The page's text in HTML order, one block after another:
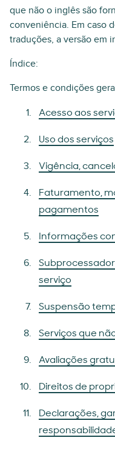
que não o inglês são
conveniência. Em caso
traduções, a versão em
Índice:
Termos e condições
Acesso aos
Uso dos serviços
Vigência,
Faturamento,
pagamentos
Informações
serviço
Suspensão
Serviços que
Avaliações
Direitos de
Declarações,